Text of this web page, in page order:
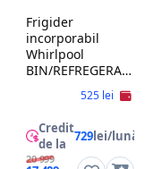
Frigider
incorporabil
Whirlpool
BIN/
394 l, Alb525 lei
Credit
de la 729lei/lună
20 999